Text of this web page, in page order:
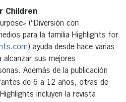
Children
(“Diversión con
para la familia Highlights for
) ayuda desde hace varias
alcanzar sus mejores
Además de la publicación
de 6 a 12 años, otras de
incluyen la revista